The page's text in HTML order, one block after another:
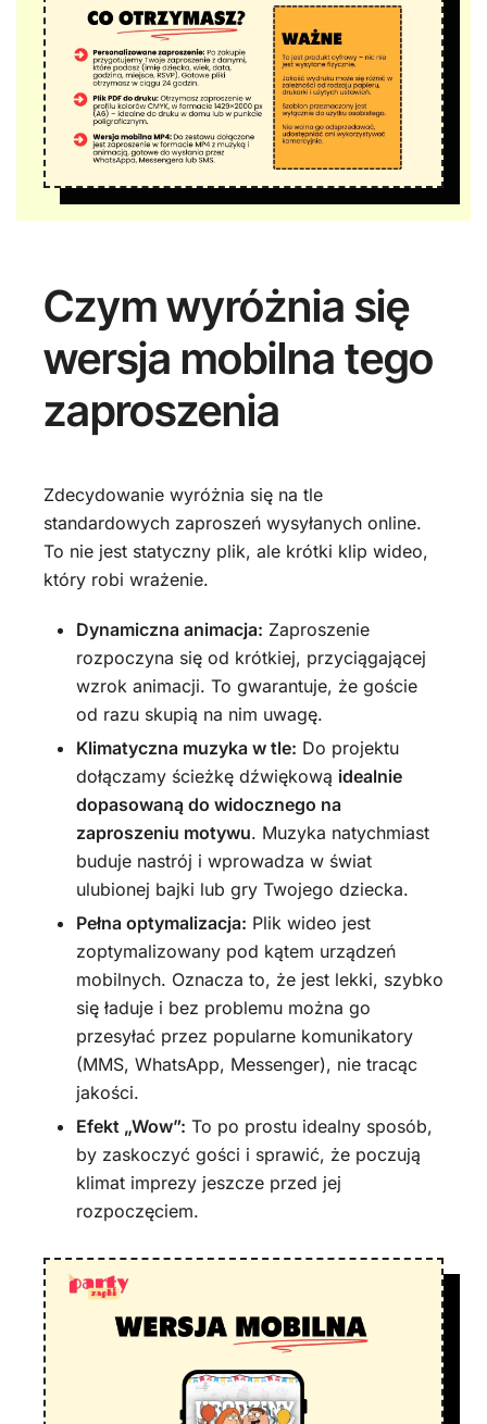
Czym wyróżnia się
wersja mobilna tego
zaproszenia
Zdecydowanie wyróżnia się na tle
standardowych zaproszeń wysyłanych online.
To nie jest statyczny plik, ale krótki klip wideo,
który robi wrażenie.
Dynamiczna animacja: Zaproszenie
rozpoczyna się od krótkiej, przyciągającej
wzrok animacji. To gwarantuje, że goście
od razu skupią na nim uwagę.
Klimatyczna muzyka w tle: Do projektu
dołączamy ścieżkę dźwiękową idealnie
dopasowaną do widocznego na
zaproszeniu motywu. Muzyka natychmiast
buduje nastrój i wprowadza w świat
ulubionej bajki lub gry Twojego dziecka.
Pełna optymalizacja: Plik wideo jest
zoptymalizowany pod kątem urządzeń
mobilnych. Oznacza to, że jest lekki, szybko
się ładuje i bez problemu można go
przesyłać przez popularne komunikatory
(MMS, WhatsApp, Messenger), nie tracąc
jakości.
Efekt „Wow”: To po prostu idealny sposób,
by zaskoczyć gości i sprawić, że poczują
klimat imprezy jeszcze przed jej
rozpoczęciem.